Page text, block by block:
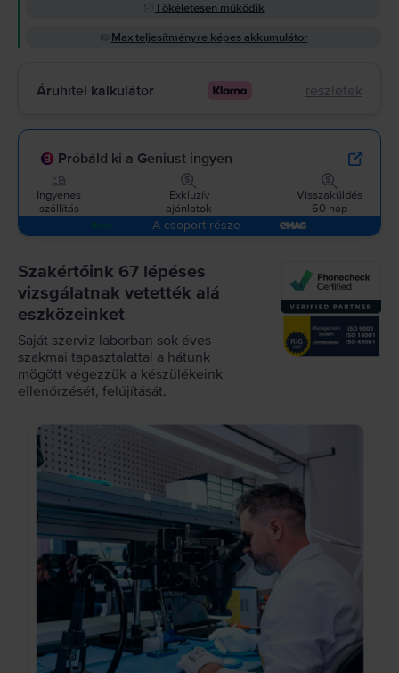
Tökéletesen működik
Max teljesítményre képes akkumulátor
Áruhitel kalkulátor részletek
Próbáld ki a Geniust ingyen
Ingyenes
szállítás
Exkluzív
ajánlatok
Visszaküldés
60 nap
A csoport része
Szakértőink 67 lépéses
vizsgálatnak vetették alá
eszközeinket
Saját szerviz laborban sok éves
szakmai tapasztalattal a hátunk
mögött végezzük a készülékeink
ellenőrzését, felújítását.